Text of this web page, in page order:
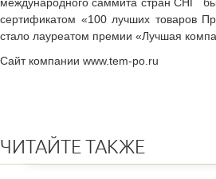
сертификатом «100 лучших товаров
стало лауреатом премии «Лучшая
Сайт компании www.tem-po.ru
ЧИТАЙТЕ ТАКЖЕ